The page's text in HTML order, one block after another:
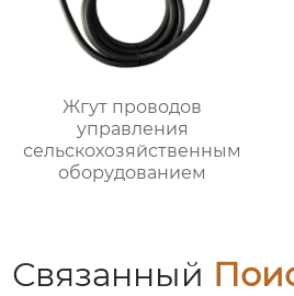
Жгут проводов
управления
сельскохозяйственным
оборудованием
Связанный